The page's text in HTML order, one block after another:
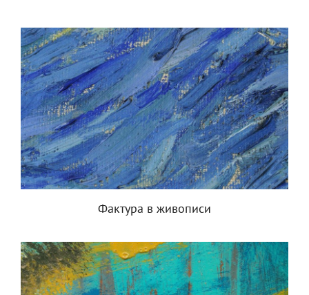
Фактура в живописи